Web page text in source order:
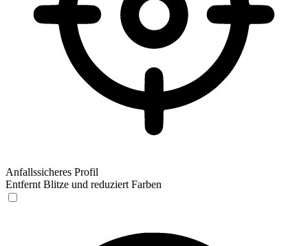
Anfallssicheres Profil
Entfernt Blitze und reduziert Farben